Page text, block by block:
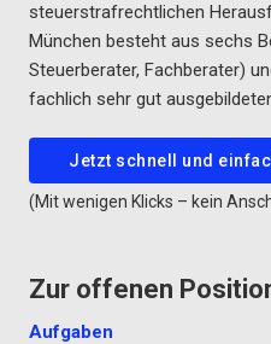
steuerstrafrechtlichen
München besteht aus sechs
Steuerberater, Fachberater)
fachlich sehr gut
Jetzt schnell und
(Mit wenigen Klicks – kein
Zur offenen
Aufgaben